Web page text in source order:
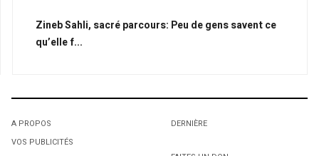
Zineb Sahli, sacré parcours: Peu de gens savent ce
qu’elle f...
A PROPOS
VOS PUBLICITÉS
DERNIÈRE